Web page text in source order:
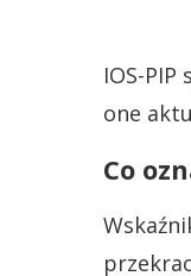
IOS-
one
Co